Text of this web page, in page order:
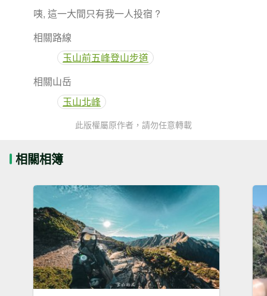
咦, 這一大間只有我一人投宿 ?
相關路線
玉山前五峰登山步道
相關山岳
玉山北峰
此版權屬原作者，請勿任意轉載
相關相簿